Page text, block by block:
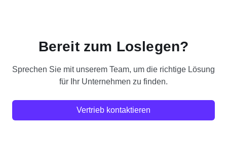
Bereit zum Loslegen?
Sprechen Sie mit unserem Team, um die richtige Lösung
für Ihr Unternehmen zu finden.
Vertrieb kontaktieren